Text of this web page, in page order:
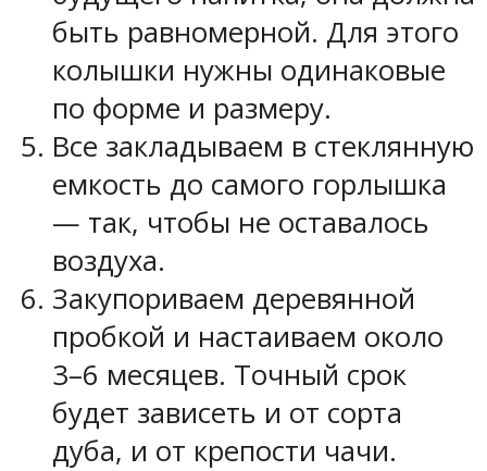
быть равномерной. Для этого
колышки нужны одинаковые
по форме и размеру.
Все закладываем в стеклянную
емкость до самого горлышка
— так, чтобы не оставалось
воздуха.
Закупориваем деревянной
пробкой и настаиваем около
3–6 месяцев. Точный срок
будет зависеть и от сорта
дуба, и от крепости чачи.